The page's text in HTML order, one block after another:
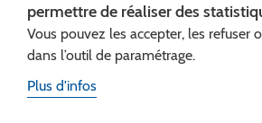
CONSEIL DÉPARTEMENTAL
Siège :
permettre de réaliser des
Vous pouvez les accepter, les refuser
dans l’outil de paramétrage.
Plus d'infos